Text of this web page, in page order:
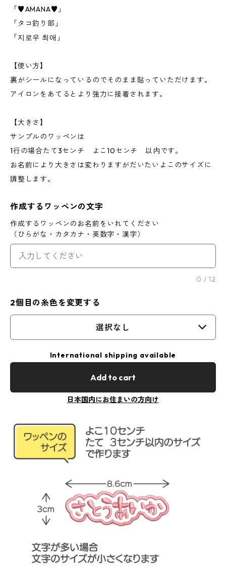
「♥AMANA♥」
「タコ釣り部」
「지로우 최애」
【使い方】
裏がシールになっているのでそのまま貼っていただけます。
アイロンをあてるとより強力に接着されます。
【大きさ】
サンプルのワッペンは
1行の場合たて3センチ よこ10センチ 以内です。
お名前により大きさは変わりますがだいたいよこのサイズに
調整します。
作成するワッペンの文字
作成するワッペンのお名前をいれてください
（ひらがな・カタカナ・英数字・漢字）
0 / 12
2個目の糸色を変更する
選択なし
International shipping available
Add to cart
日本国内にお住まいの方向け